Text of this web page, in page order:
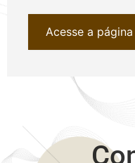
Acesse a